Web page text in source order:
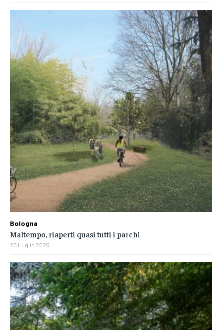
Bologna
Maltempo, riaperti quasi tutti i parchi
20 Luglio 2026